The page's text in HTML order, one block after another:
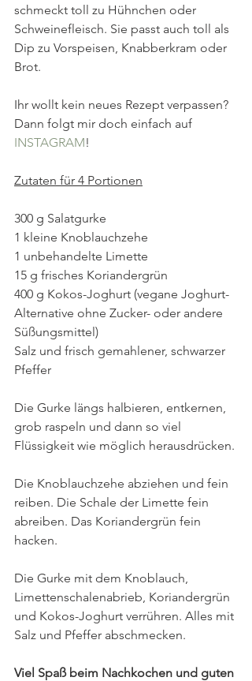
schmeckt toll zu Hühnchen oder
Schweinefleisch. Sie passt auch toll als
Dip zu Vorspeisen, Knabberkram oder
Brot.
Ihr wollt kein neues Rezept verpassen?
Dann folgt mir doch einfach auf
INSTAGRAM!
Zutaten für 4 Portionen
300 g Salatgurke
1 kleine Knoblauchzehe
1 unbehandelte Limette
15 g frisches Koriandergrün
400 g Kokos-Joghurt (vegane Joghurt-
Alternative ohne Zucker- oder andere
Süßungsmittel)
Salz und frisch gemahlener, schwarzer
Pfeffer
Die Gurke längs halbieren, entkernen,
grob raspeln und dann so viel
Flüssigkeit wie möglich herausdrücken.
Die Knoblauchzehe abziehen und fein
reiben. Die Schale der Limette fein
abreiben. Das Koriandergrün fein
hacken.
Die Gurke mit dem Knoblauch,
Limettenschalenabrieb, Koriandergrün
und Kokos-Joghurt verrühren. Alles mit
Salz und Pfeffer abschmecken.
Viel Spaß beim Nachkochen und guten